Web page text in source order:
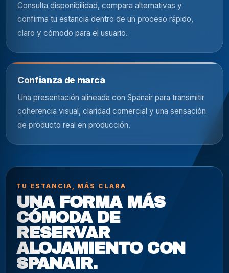
Consulta disponibilidad, compara alternativas y
confirma tu estancia dentro de un proceso rápido,
claro y cómodo para el usuario.
Confianza de marca
Una presentación alineada con Spanair para transmitir
coherencia visual, claridad comercial y una sensación
de producto real en producción.
TU ESTANCIA, MÁS CLARA
UNA FORMA MÁS
CÓMODA DE
RESERVAR
ALOJAMIENTO CON
SPANAIR.